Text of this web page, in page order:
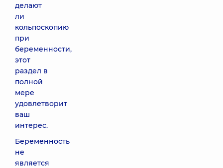
делают
ли
кольпоскопию
при
беременности,
этот
раздел в
полной
мере
удовлетворит
ваш
интерес.
Беременность
не
является